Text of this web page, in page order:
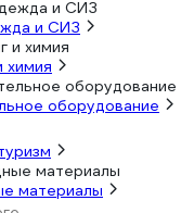
и СИЗ
химия
оборудование
материалы